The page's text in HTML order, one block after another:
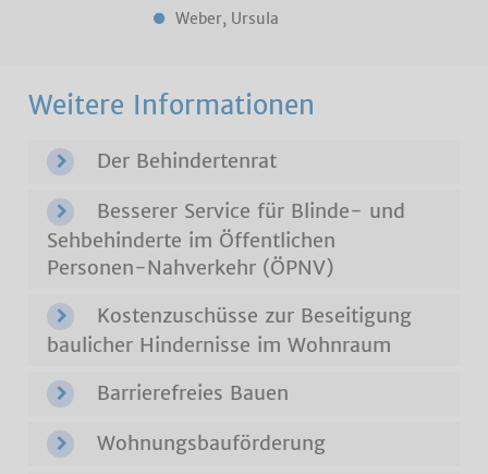
Weber, Ursula
Weitere Informationen
Der Behindertenrat
Besserer Service für Blinde- und
Sehbehinderte im Öffentlichen
Personen-Nahverkehr (ÖPNV)
Kostenzuschüsse zur Beseitigung
baulicher Hindernisse im Wohnraum
Barrierefreies Bauen
Wohnungsbauförderung